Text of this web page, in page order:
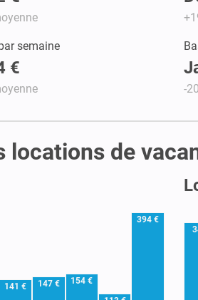
semaine
€
-
de
141 € 147 € 154 €
394 €